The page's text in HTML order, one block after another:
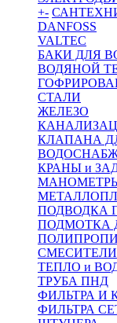
+-
DANFOSS
VALTEC
БАКИ ДЛЯ
ВОДЯНОЙ
СТАЛИ
ЖЕЛЕЗО
КЛАПАНА
КРАНЫ и
ПОДВОДКА
ПОДМОТКА
СМЕСИТЕЛИ
ТЕПЛО и
ТРУБА ПНД
ФИЛЬТРА И
ФИЛЬТРА